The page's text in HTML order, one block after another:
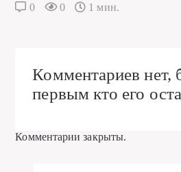
0 0 1 мин.
Комментариев нет,
первым кто его
Комментарии закрыты.